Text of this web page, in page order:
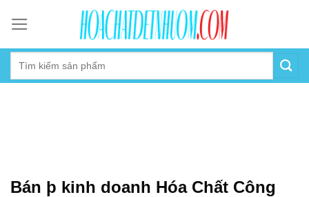
content
Bán þ kinh doanh Hóa Chất Công